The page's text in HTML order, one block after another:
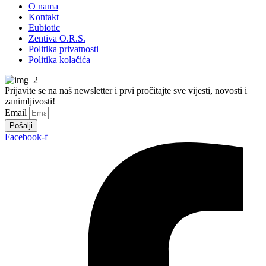
O nama
Kontakt
Eubiotic
Zentiva O.R.S.
Politika privatnosti
Politika kolačića
Prijavite se na naš newsletter i prvi pročitajte sve vijesti, novosti i
zanimljivosti!
Email
Pošalji
Facebook-f